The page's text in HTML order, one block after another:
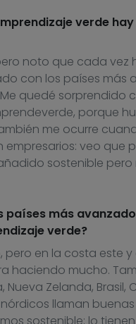
verde hay
noto que cada vez
con los países más
quedé sorprendido
porque
me ocurre
empresarios: veo que
sostenible pero
países más
verde?
pero en la costa este
haciendo mucho.
Nueva Zelanda, Brasil,
nórdicos llaman